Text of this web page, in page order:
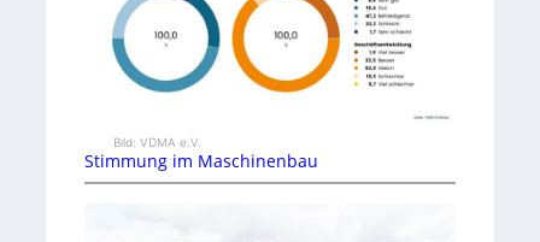
Bild: VDMA e.V.
Stimmung im Maschinenbau